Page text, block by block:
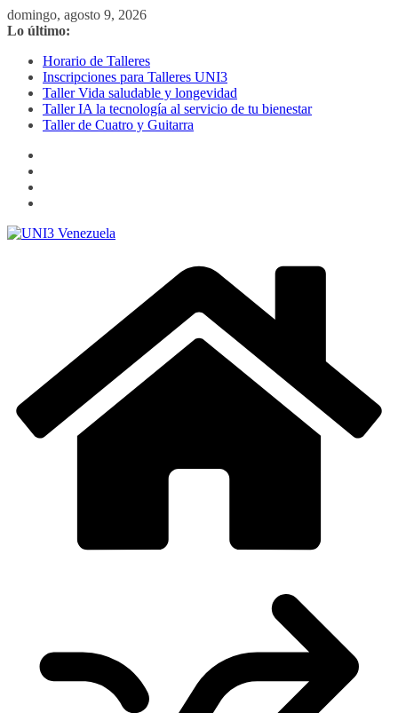
Saltar
al
domingo, agosto 9, 2026
Lo último:
Horario de Talleres
Inscripciones para Talleres UNI3
Taller Vida saludable y longevidad
Taller IA la tecnología al servicio de tu bienestar
Taller de Cuatro y Guitarra